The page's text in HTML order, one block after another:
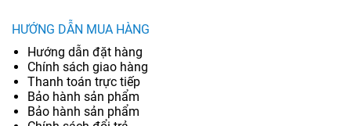
HƯỚNG DẪN MUA HÀNG
Hướng dẫn đặt hàng
Chính sách giao hàng
Thanh toán trực tiếp
Bảo hành sản phẩm
Bảo hành sản phẩm